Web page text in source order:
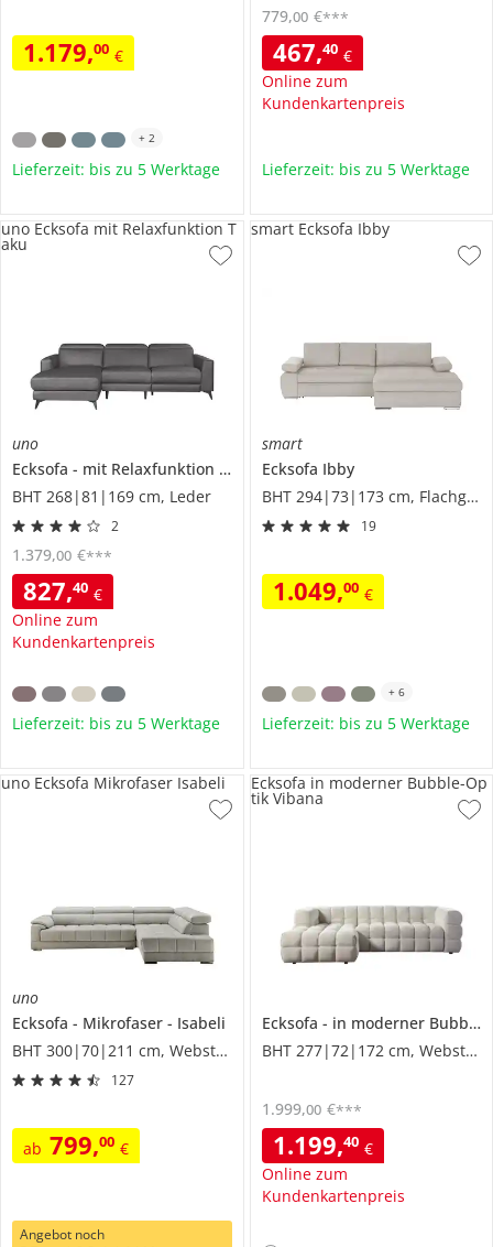
1.179,00 €
+ 2
Lieferzeit: bis zu 5 Werktage
467,40 €
Online zum
Kundenkartenpreis
779,00 €***
Lieferzeit: bis zu 5 Werktage
uno
Ecksofa
mit Relaxfunktion
Taku
BHT 268|81|169 cm, Leder
2
827,40 €
Online zum
Kundenkartenpreis
1.379,00 €***
uno Ecksofa mit Relaxfunktion T
aku
Lieferzeit: bis zu 5 Werktage
smart
Ecksofa Ibby
BHT 294|73|173 cm, Flachgewebe fein
19
1.049,00 €
smart Ecksofa Ibby
+ 6
Lieferzeit: bis zu 5 Werktage
uno
Ecksofa
Mikrofaser
Isabeli
BHT 300|70|211 cm, Webstoff
127
ab 799,00 €
uno Ecksofa Mikrofaser Isabeli
Angebot noch
Ecksofa
in moderner Bubble-Optik
BHT 277|72|172 cm, Webstoff
1.199,40 €
Online zum
Kundenkartenpreis
1.999,00 €***
Ecksofa in moderner Bubble-Op
tik Vibana